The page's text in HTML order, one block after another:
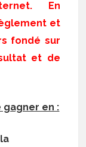
En
et
fondé sur
et de
gagner en :